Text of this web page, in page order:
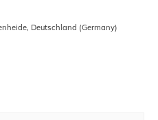
Deutschland (Germany)